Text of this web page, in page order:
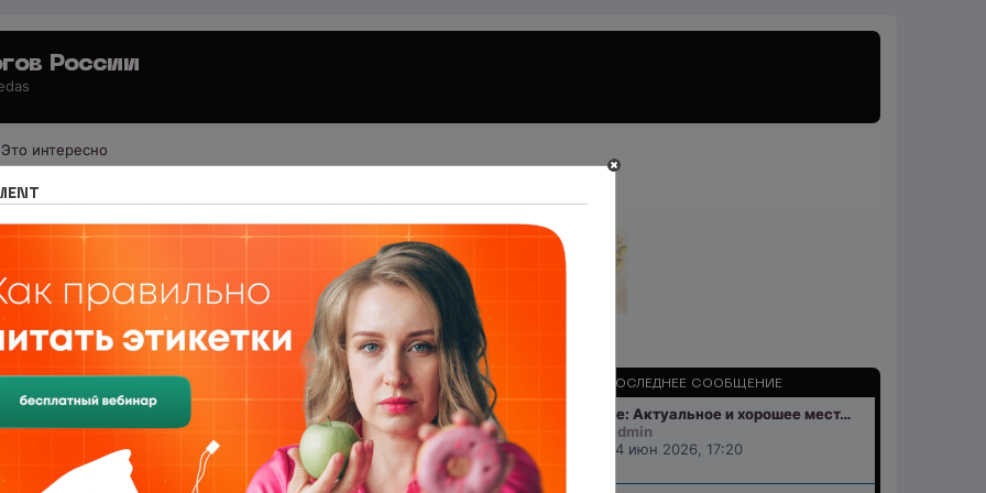
России
Это интересно
специалистов
ТЕМЫ ПОСЛЕДНЕЕ СООБЩЕНИЕ
Отзывы и объявления о начале
108
Re: Актуальное и хорошее мест…
Admin
24 июн 2026, 17:20